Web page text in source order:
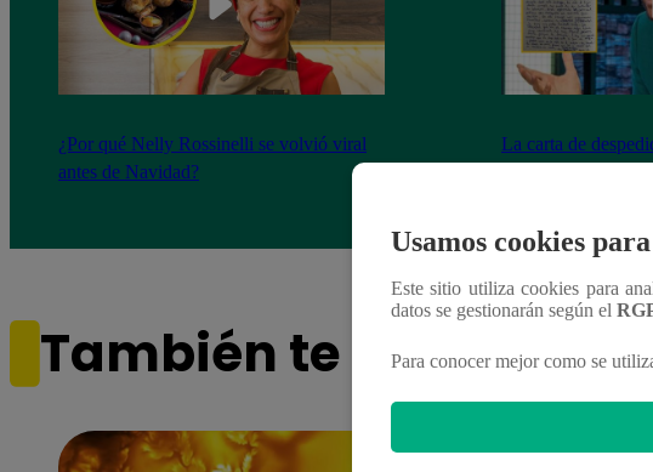
¿Por qué Nelly Rossinelli se volvió viral
antes de Navidad?
La carta de
También te puede
Usamos cookies
Este sitio utiliza cookies para
datos se gestionarán según el
Para conocer mejor como se